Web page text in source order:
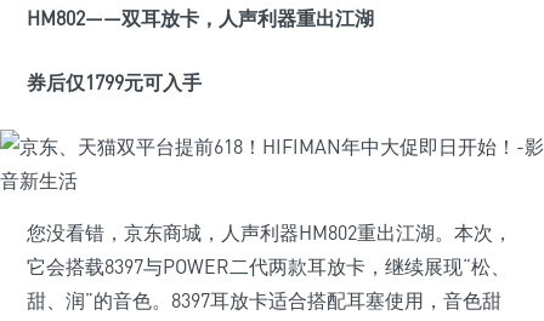
HM802——双耳放卡，人声利器重出江湖
券后仅1799元可入手
您没看错，京东商城，人声利器HM802重出江湖。本次，
它会搭载8397与POWER二代两款耳放卡，继续展现“松、
甜、润”的音色。8397耳放卡适合搭配耳塞使用，音色甜